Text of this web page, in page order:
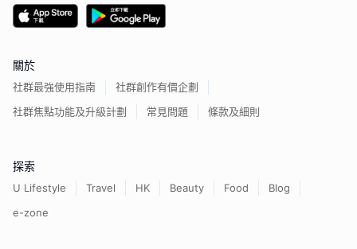
關於
社群最強使用指南
社群創作有價企劃
社群焦點功能及升級計劃
常見問題 條款及細則
探索
U Lifestyle Travel HK Beauty Food
Blog
e-zone